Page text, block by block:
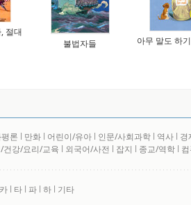
절대
불법자들 아무 말도 하
론 l 만화 l 어린이/유아 l 인문/사회과학 l 역사 l 경
건강/요리/교육 l 외국어/사전 l 잡지 l 종교/역학 l
카 l 타 l 파 l 하 l 기타